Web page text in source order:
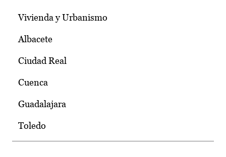
Vivienda y Urbanismo
Albacete
Ciudad Real
Cuenca
Guadalajara
Toledo